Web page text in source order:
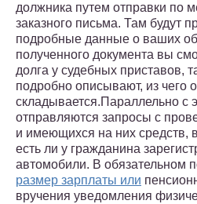
должника путем отправки по
заказного письма. Там будут
подробные данные о ваших
полученного документа вы
долга у судебных приставов,
подробно описывают, из чего
складывается.Параллельно с
отправляются запросы с
и имеющихся на них средств,
есть ли у гражданина
автомобили. В обязательном
размер зарплаты или
вручения уведомления